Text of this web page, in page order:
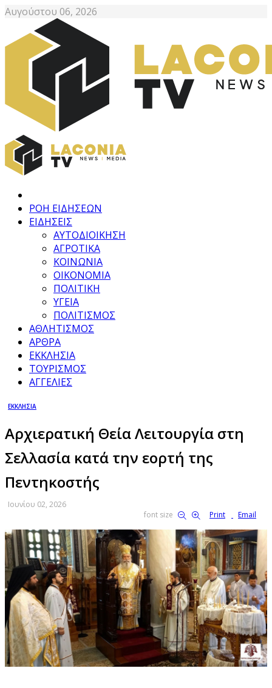
Αυγούστου 06, 2026
ΡΟΗ ΕΙΔΗΣΕΩΝ
ΕΙΔΗΣΕΙΣ
ΑΥΤΟΔΙΟΙΚΗΣΗ
ΑΓΡΟΤΙΚΑ
ΚΟΙΝΩΝΙΑ
ΟΙΚΟΝΟΜΙΑ
ΠΟΛΙΤΙΚΗ
ΥΓΕΙΑ
ΠΟΛΙΤΙΣΜΟΣ
ΑΘΛΗΤΙΣΜΟΣ
ΑΡΘΡΑ
ΕΚΚΛΗΣΙΑ
ΤΟΥΡΙΣΜΟΣ
ΑΓΓΕΛΙΕΣ
ΕΚΚΛΗΣΙΑ
Αρχιερατική Θεία Λειτουργία στη
Σελλασία κατά την εορτή της
Πεντηκοστής
Ιουνίου 02, 2026
font size
Print Email